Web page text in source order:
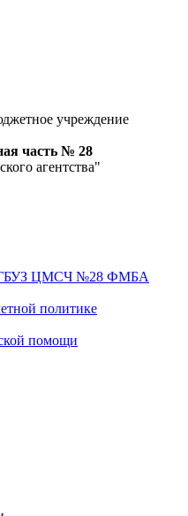
учреждение
часть № 28
агентства"
ЦМСЧ №28 ФМБА
политике
помощи